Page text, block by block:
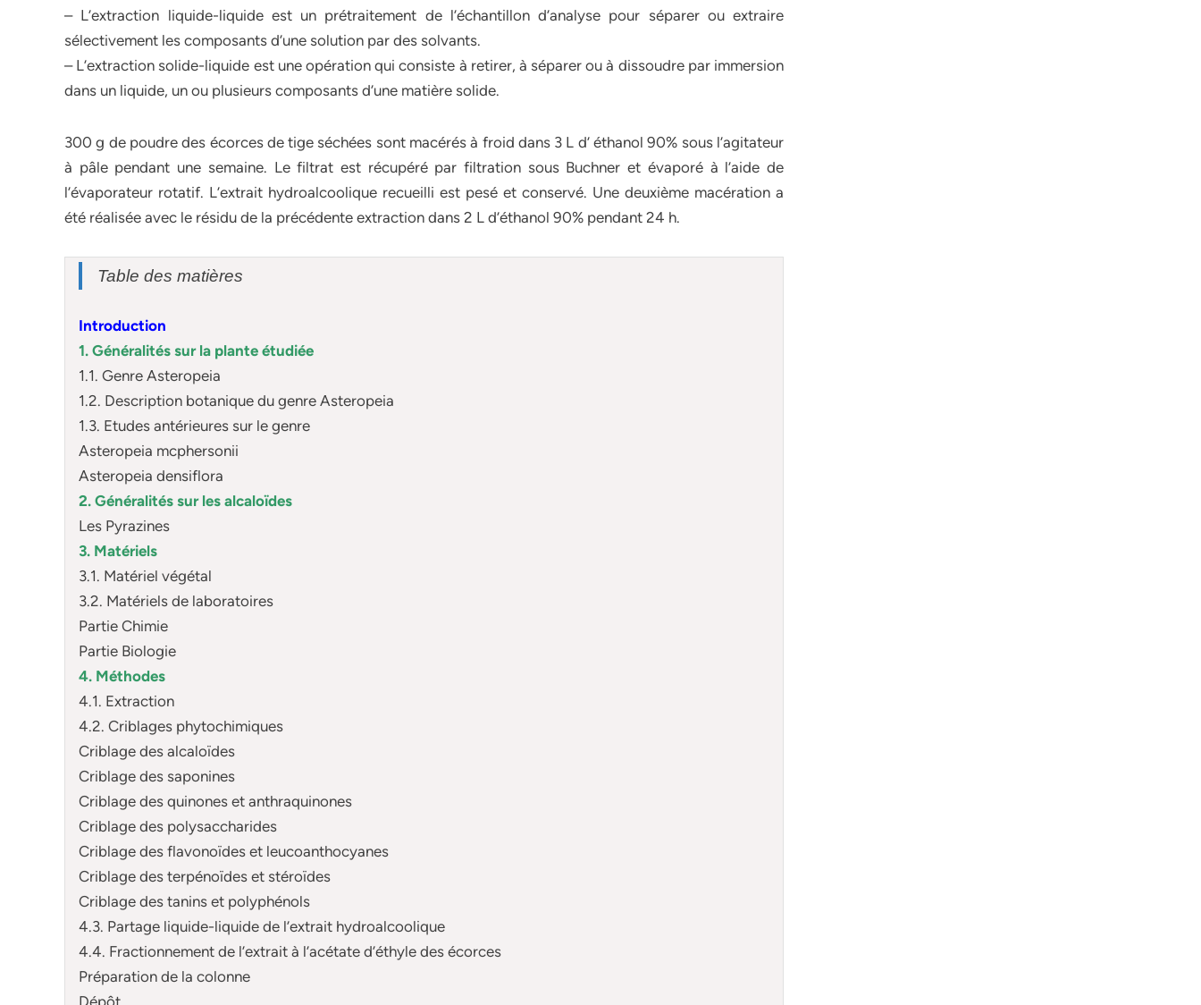
– L’extraction liquide-liquide est un prétraitement de l’échantillon d’analyse pour séparer ou extraire
sélectivement les composants d’une solution par des solvants.
– L’extraction solide-liquide est une opération qui consiste à retirer, à séparer ou à dissoudre par immersion
dans un liquide, un ou plusieurs composants d’une matière solide.
300 g de poudre des écorces de tige séchées sont macérés à froid dans 3 L d’ éthanol 90% sous l’agitateur
à pâle pendant une semaine. Le filtrat est récupéré par filtration sous Buchner et évaporé à l’aide de
l’évaporateur rotatif. L’extrait hydroalcoolique recueilli est pesé et conservé. Une deuxième macération a
été réalisée avec le résidu de la précédente extraction dans 2 L d’éthanol 90% pendant 24 h.
Table des matières
Introduction
1. Généralités sur la plante étudiée
1.1. Genre Asteropeia
1.2. Description botanique du genre Asteropeia
1.3. Etudes antérieures sur le genre
Asteropeia mcphersonii
Asteropeia densiflora
2. Généralités sur les alcaloïdes
Les Pyrazines
3. Matériels
3.1. Matériel végétal
3.2. Matériels de laboratoires
Partie Chimie
Partie Biologie
4. Méthodes
4.1. Extraction
4.2. Criblages phytochimiques
Criblage des alcaloïdes
Criblage des saponines
Criblage des quinones et anthraquinones
Criblage des polysaccharides
Criblage des flavonoïdes et leucoanthocyanes
Criblage des terpénoïdes et stéroïdes
Criblage des tanins et polyphénols
4.3. Partage liquide-liquide de l’extrait hydroalcoolique
4.4. Fractionnement de l’extrait à l’acétate d’éthyle des écorces
Préparation de la colonne
Dépôt